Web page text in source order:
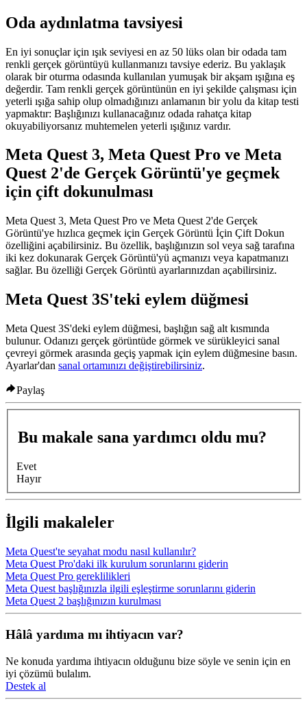
Oda aydınlatma tavsiyesi
En iyi sonuçlar için ışık seviyesi en az 50 lüks olan bir odada tam
renkli gerçek görüntüyü kullanmanızı tavsiye ederiz. Bu yaklaşık
olarak bir oturma odasında kullanılan yumuşak bir akşam ışığına eş
değerdir. Tam renkli gerçek görüntünün en iyi şekilde çalışması için
yeterli ışığa sahip olup olmadığınızı anlamanın bir yolu da kitap testi
yapmaktır: Başlığınızı kullanacağınız odada rahatça kitap
okuyabiliyorsanız muhtemelen yeterli ışığınız vardır.
Meta Quest 3, Meta Quest Pro ve Meta
Quest 2'de Gerçek Görüntü'ye geçmek
için çift dokunulması
Meta Quest 3, Meta Quest Pro ve Meta Quest 2'de Gerçek
Görüntü'ye hızlıca geçmek için Gerçek Görüntü İçin Çift Dokun
özelliğini açabilirsiniz. Bu özellik, başlığınızın sol veya sağ tarafına
iki kez dokunarak Gerçek Görüntü'yü açmanızı veya kapatmanızı
sağlar. Bu özelliği Gerçek Görüntü ayarlarınızdan açabilirsiniz.
Meta Quest 3S'teki eylem düğmesi
Meta Quest 3S'deki eylem düğmesi, başlığın sağ alt kısmında
bulunur. Odanızı gerçek görüntüde görmek ve sürükleyici sanal
çevreyi görmek arasında geçiş yapmak için eylem düğmesine basın.
Ayarlar'dan sanal ortamınızı değiştirebilirsiniz.
Paylaş
Bu makale sana yardımcı oldu mu?
Evet
Hayır
İlgili makaleler
Meta Quest'te seyahat modu nasıl kullanılır?
Meta Quest Pro'daki ilk kurulum sorunlarını giderin
Meta Quest Pro gereklilikleri
Meta Quest başlığınızla ilgili eşleştirme sorunlarını giderin
Meta Quest 2 başlığınızın kurulması
Hâlâ yardıma mı ihtiyacın var?
Ne konuda yardıma ihtiyacın olduğunu bize söyle ve senin için en
iyi çözümü bulalım.
Destek al